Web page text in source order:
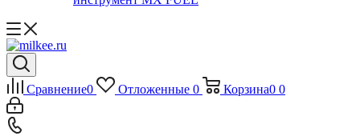
Сравнение0 Отложенные 0 Корзина0 0